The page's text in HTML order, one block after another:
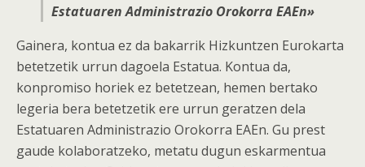
Estatuaren Administrazio Orokorra EAEn»
Gainera, kontua ez da bakarrik Hizkuntzen Eurokarta
betetzetik urrun dagoela Estatua. Kontua da,
konpromiso horiek ez betetzean, hemen bertako
legeria bera betetzetik ere urrun geratzen dela
Estatuaren Administrazio Orokorra EAEn. Gu prest
gaude kolaboratzeko, metatu dugun eskarmentua